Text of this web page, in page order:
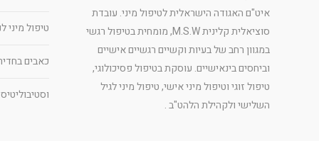
טיפול מיני
כאבים
וסטיבוליטיס
איט"ם האגודה הישראלית לטיפול מיני. עובדת
סוציאלית קלינית M.S.W, מומחית בטיפול רגשי
במגוון רחב של בעיות וקשיים רגשיים אישיים
וביחסים בינאישיים. עוסקת בטיפול פסיכולוגי,
טיפול זוגי וטיפול מיני אישי, טיפול מיני לגיל
השלישי ולקהילת הלהט"ב .